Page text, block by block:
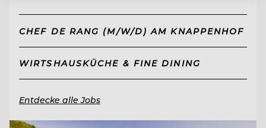
CHEF DE RANG (M/W/D) AM KNAPPENHOF
WIRTSHAUSKÜCHE & FINE DINING
Entdecke alle Jobs